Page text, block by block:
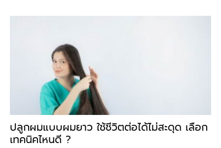
ปลูกผมแบบผมยาว ใช้ชีวิตต่อได้ไม่สะดุด เลือก
เทคนิคไหนดี ?